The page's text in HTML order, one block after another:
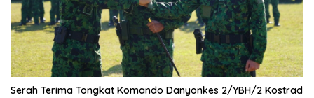
Serah Terima Tongkat Komando Danyonkes 2/YBH/2 Kostrad